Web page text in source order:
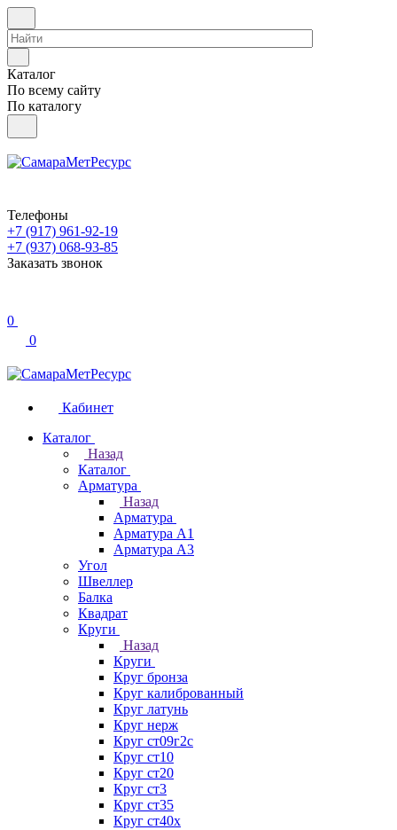
Каталог
По всему сайту
По каталогу
Телефоны
+7 (917) 961-92-19
+7 (937) 068-93-85
Заказать звонок
0
0
Кабинет
Каталог
Назад
Каталог
Арматура
Назад
Арматура
Арматура А1
Арматура А3
Угол
Швеллер
Балка
Квадрат
Круги
Назад
Круги
Круг бронза
Круг калиброванный
Круг латунь
Круг нерж
Круг ст09г2с
Круг ст10
Круг ст20
Круг ст3
Круг ст35
Круг ст40х